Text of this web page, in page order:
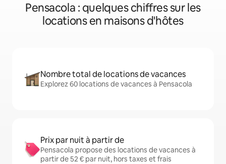
Pensacola : quelques chiffres sur les
locations en maisons d'hôtes
Nombre total de locations de vacances
Explorez 60 locations de vacances à Pensacola
Prix par nuit à partir de
Pensacola propose des locations de vacances à
partir de 52 € par nuit, hors taxes et frais